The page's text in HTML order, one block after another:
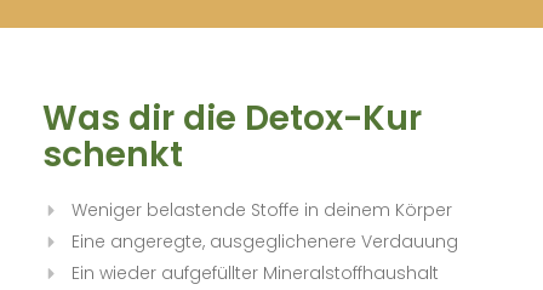
Was dir die Detox-Kur
schenkt
Weniger belastende Stoffe in deinem Körper
Eine angeregte, ausgeglichenere Verdauung
Ein wieder aufgefüllter Mineralstoffhaushalt